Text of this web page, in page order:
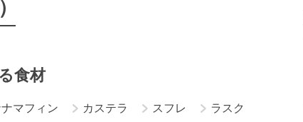
食材
マフィン カステラ スフレ ラスク